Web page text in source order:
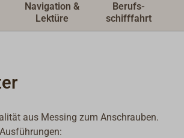
Navigation &
Lektüre
Berufs-
schifffahrt
aus Messing zum Anschrauben.